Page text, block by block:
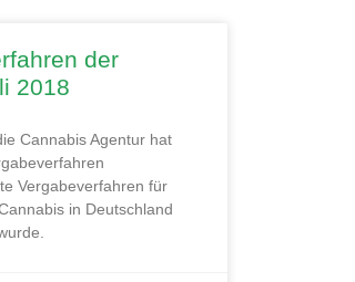
der
2018
Cannabis Agentur hat
Vergabeverfahren für
in Deutschland